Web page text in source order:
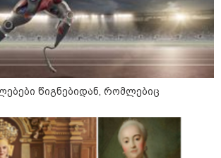
წიგნებიდან, რომლებიც